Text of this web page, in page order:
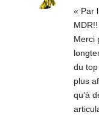
« Par
Merci
du
plus
qu’à